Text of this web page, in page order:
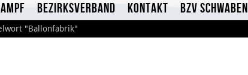
Bezirksverband Kontakt BzV Schwaben
"Ballonfabrik"